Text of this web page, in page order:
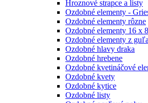
Hroznové strapce a listy
Ozdobné elementy -
Ozdobné elementy rôzne
Ozdobné elementy 16 x
Ozdobné elementy z
Ozdobné hlavy draka
Ozdobné hrebene
Ozdobné kvetináčové
Ozdobné kvety
Ozdobné kytice
Ozdobné listy